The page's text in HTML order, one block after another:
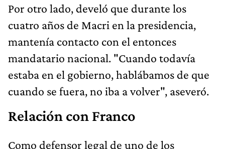
Por otro lado, develó que durante los
cuatro años de Macri en la presidencia,
mantenía contacto con el entonces
mandatario nacional. "Cuando todavía
estaba en el gobierno, hablábamos de que
cuando se fuera,no iba a volver", aseveró.
Relación con Franco
Como defensor legal de uno de los